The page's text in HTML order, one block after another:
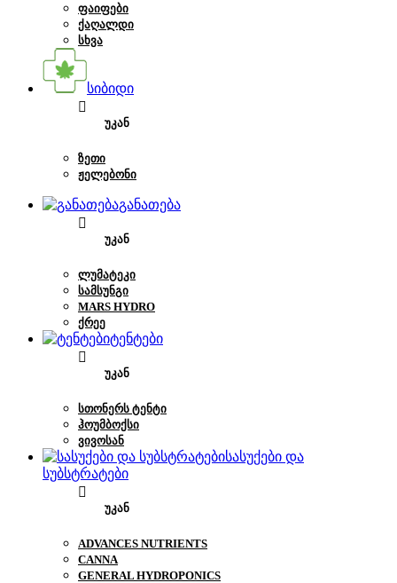
ᲤᲐᲘᲤᲔᲑᲘ
ᲥᲐᲦᲐᲚᲓᲘ
ᲡᲮᲕᲐ
სიბიდი
ᲣᲙᲐᲜ
ᲖᲔᲗᲘ
ᲟᲔᲚᲔᲑᲝᲜᲘ
განათება
ᲣᲙᲐᲜ
ᲚᲣᲛᲐᲢᲔᲙᲘ
ᲡᲐᲛᲡᲣᲜᲒᲘ
MARS HYDRO
ᲥᲠᲔᲔ
ტენტები
ᲣᲙᲐᲜ
ᲡᲗᲝᲜᲔᲠᲡ ᲢᲔᲜᲢᲘ
ᲰᲝᲣᲛᲑᲝᲥᲡᲘ
ᲕᲘᲕᲝᲡᲐᲜ
სასუქები და
სუბსტრატები
ᲣᲙᲐᲜ
ADVANCES NUTRIENTS
CANNA
GENERAL HYDROPONICS